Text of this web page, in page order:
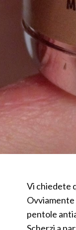
Vi chiedete
pentole